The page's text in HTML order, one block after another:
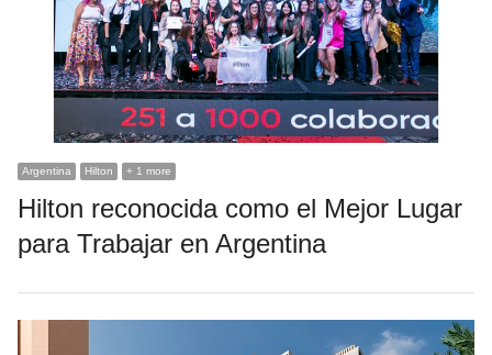
Argentina Hilton + 1 more
Hilton reconocida como el Mejor Lugar
para Trabajar en Argentina